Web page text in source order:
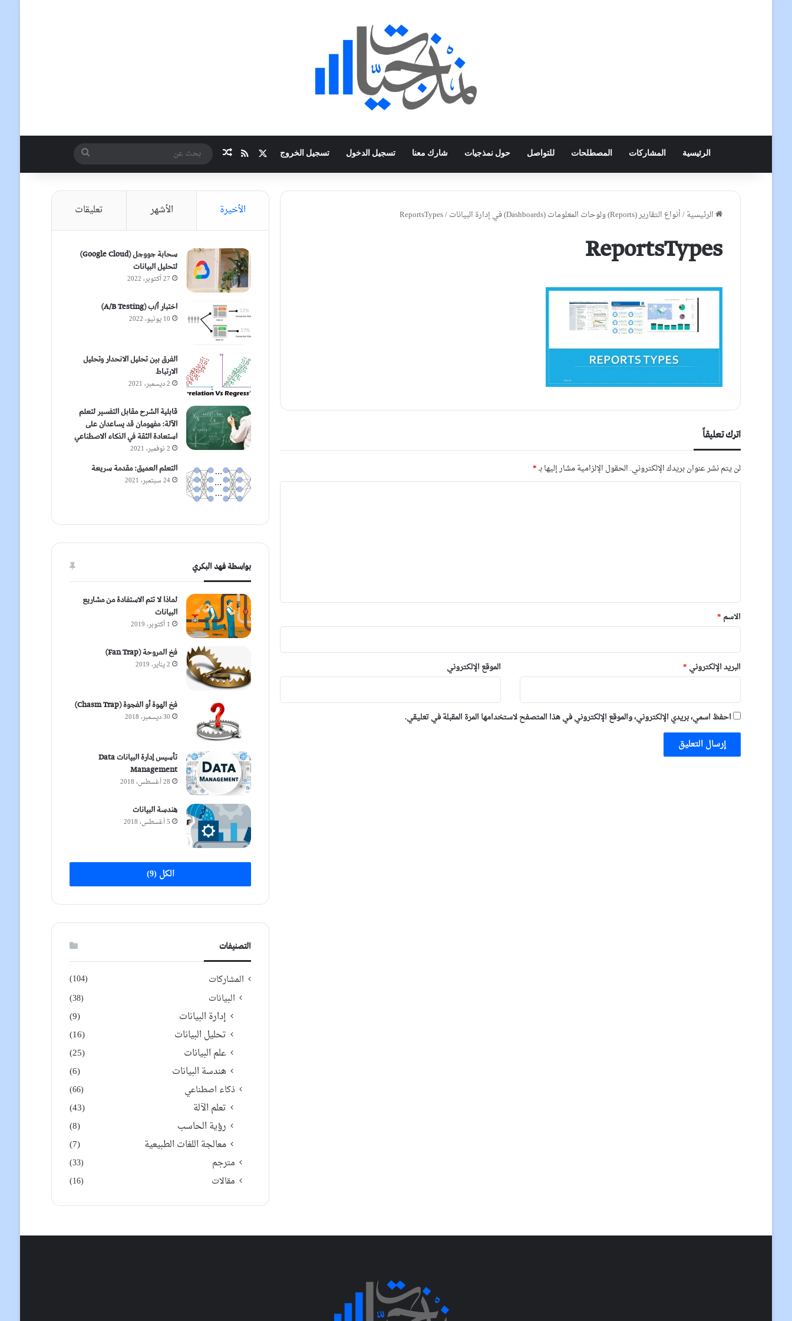
الرئيسية المشاركات المصطلحات للتواصل حول نمذجيات شارك معنا تسجيل الدخول تسجيل الخروج ملخص الموقع RSS
مقال عشوائي
عن
الرئيسية/أنواع التقارير (Reports) ولوحات المعلومات (Dashboards) في إدارة البيانات /
ReportsTypes
ReportsTypes
اترك تعليقاً
لن يتم نشر عنوان بريدك الإلكتروني. الحقول الإلزامية مشار إليها بـ*
*
الاسم *
البريد الإلكتروني * الموقع الإلكتروني
احفظ اسمي، بريدي الإلكتروني، والموقع الإلكتروني في هذا المتصفح لاستخدامها المرة المقبلة في تعليقي.
الأخيرة الأشهر تعليقات
سحابة جووجل (Google Cloud)
لتحليل البيانات
27 أكتوبر، 2022
اختبار أ/ب (A/B Testing)
10 يونيو، 2022
الفرق بين تحليل الانحدار وتحليل
الارتباط
2 ديسمبر، 2021
قابلية الشرح مقابل التفسير لتعلم
الآلة: مفهومان قد يساعدان على
استعادة الثقة في الذكاء الاصطناعي
2 نوفمبر، 2021
التعلم العميق: مقدمة سريعة
24 سبتمبر، 2021
بواسطة فهد البكري
لماذا لا تتم الاستفادة من مشاريع
البيانات
1 أكتوبر، 2019
فخ المروحة (Fan Trap)
2 يناير، 2019
فخ الهوة أو الفجوة (Chasm Trap)
30 ديسمبر، 2018
تأسيس إدارة البيانات Data
Management
28 أغسطس، 2018
هندسة البيانات
5 أغسطس، 2018
الكل (9)
التصنيفات
المشاركات (104)
البيانات (38)
إدارة البيانات
(9)
تحليل البيانات
(16)
علم البيانات
(25)
هندسة البيانات
(6)
ذكاء اصطناعي (66)
تعلم الآلة
(43)
رؤية الحاسب
(8)
معالجة اللغات الطبيعية
(7)
مترجم
(33)
مقالات
(16)